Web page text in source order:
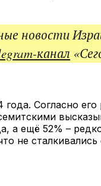
новости
канал
Согласно его
а ещё 52% –
не